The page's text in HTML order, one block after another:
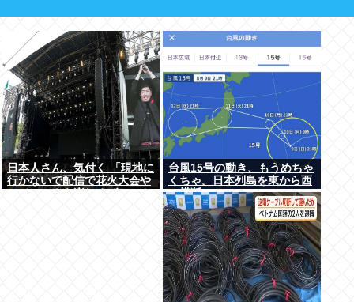
日本人さん、気付く 「現地に
行かないで配信で花火大会や
台風15号の動き、もうめちゃ
くちゃ。日本列島を東から西
に横断